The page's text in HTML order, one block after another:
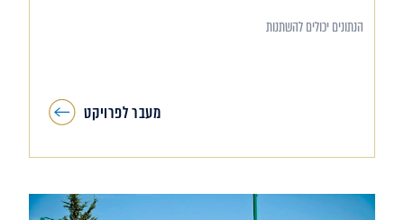
הנתונים יכולים להשתנות
מעבר לפרויקט